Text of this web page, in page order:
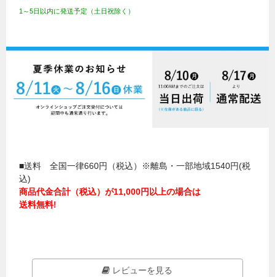
1～5日以内に発送予定（土日祝除く）
■送料 全国一律660円（税込）※離島・一部地域1540円(税
込)
商品代金合計（税込）が11,000円以上の場合は
送料無料!
レビューを見る